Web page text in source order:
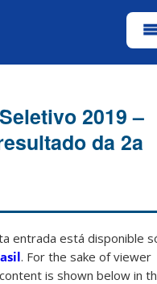
2019 –
da 2a
entrada está disponible
. For the sake of viewer
is shown below in